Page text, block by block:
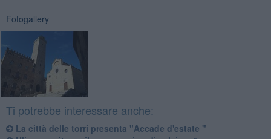
Fotogallery
Ti potrebbe interessare anche:
La città delle torri presenta "Accade d'estate "